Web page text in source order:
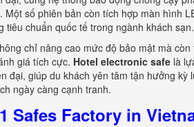
số phiên bản còn tích hợp màn hình
chuẩn quốc tế trong ngành khách sạn.
chỉ nâng cao mức độ bảo mật mà còn
giá tích cực. Hotel electronic safe là
đại, giúp du khách yên tâm tận hưởng kỳ
ngày càng cạnh tranh.
Safes Factory in